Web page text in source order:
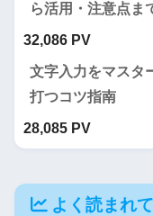
ら活用・注意点ま
32,086 PV
文字入力をマスタ
打つコツ指南
28,085 PV
よく読まれ